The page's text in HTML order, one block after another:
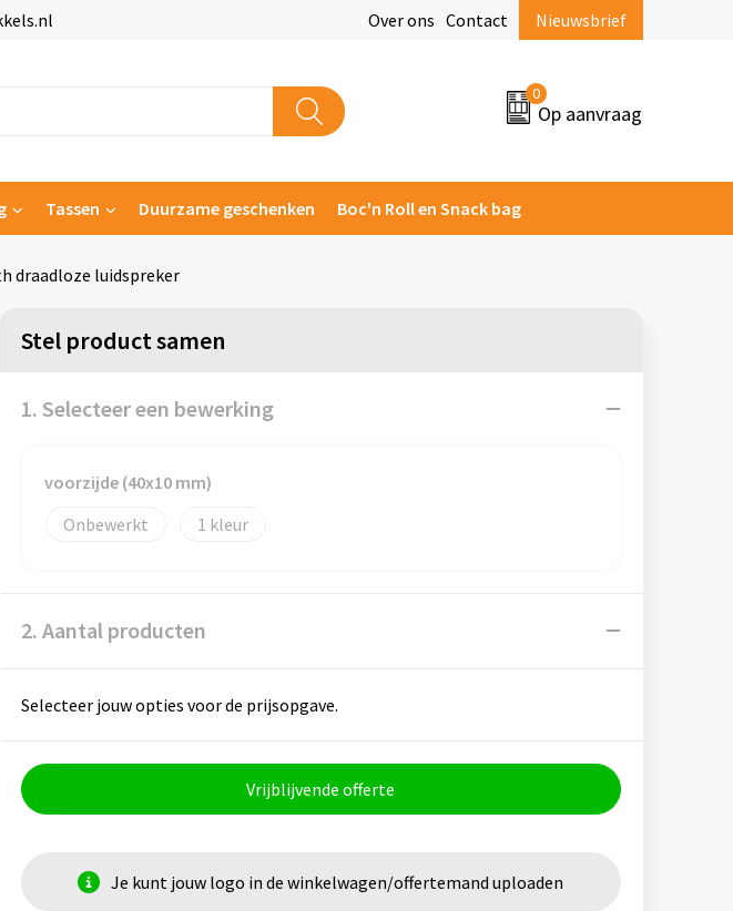
Over ons Contact Nieuwsbrief
0
Op aanvraag
Tassen Duurzame geschenken Boc'n Roll en Snack bag
draadloze luidspreker
Stel product samen
1. Selecteer een bewerking
voorzijde (40x10 mm)
Onbewerkt
1
2. Aantal producten
Selecteer jouw opties voor de prijsopgave.
Vrijblijvende offerte
Je kunt jouw logo in de winkelwagen/offertemand uploaden